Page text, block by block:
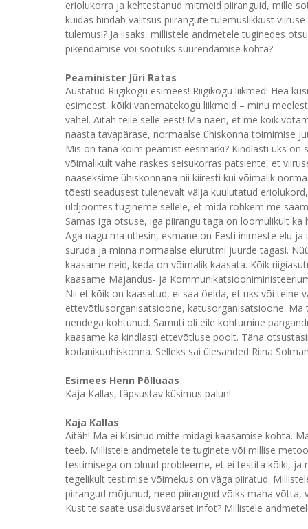
eriolukorra ja kehtestanud mitmeid piiranguid, mille
kuidas hindab valitsus piirangute tulemuslikkust
tulemusi? Ja lisaks, millistele andmetele tuginedes
pikendamise või sootuks suurendamise kohta?
Peaminister Jüri Ratas
Austatud Riigikogu esimees! Riigikogu liikmed! Hea
esimeest, kõiki vanematekogu liikmeid – minu
vahel. Aitäh teile selle eest! Ma näen, et me kõik
naasta tavapärase, normaalse ühiskonna toimimise
Mis on täna kolm peamist eesmärki? Kindlasti üks on
võimalikult vähe raskes seisukorras patsiente, et
naaseksime ühiskonnana nii kiiresti kui võimalik
tõesti seadusest tulenevalt välja kuulutatud
üldjoontes tugineme sellele, et mida rohkem me
Samas iga otsuse, iga piirangu taga on loomulikult
Aga nagu ma ütlesin, esmane on Eesti inimeste elu
suruda ja minna normaalse elurütmi juurde tagasi.
kaasame neid, keda on võimalik kaasata. Kõik
kaasame Majandus- ja
Nii et kõik on kaasatud, ei saa öelda, et üks või teine
ettevõtlusorganisatsioone, katusorganisatsioone.
nendega kohtunud. Samuti oli eile kohtumine
kaasame ka kindlasti ettevõtluse poolt. Täna
kodanikuühiskonna. Selleks sai ülesanded Riina
Esimees Henn Põlluaas
Kaja Kallas, täpsustav küsimus palun!
Kaja Kallas
Aitäh! Ma ei küsinud mitte midagi kaasamise kohta.
teeb. Millistele andmetele te tuginete või millise
testimisega on olnud probleeme, et ei testita kõiki,
tegelikult testimise võimekus on väga piiratud.
piirangud mõjunud, need piirangud võiks maha
Kust te saate usaldusväärset infot? Millistele